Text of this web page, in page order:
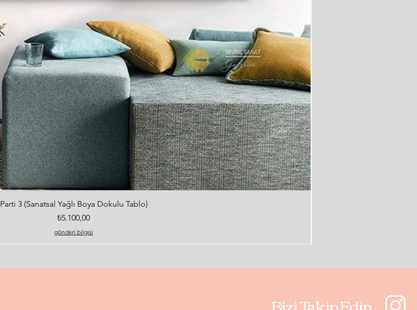
Hızlı Bakış
Parti 3 (Sanatsal Yağlı Boya Dokulu Tablo)
Fiyat
₺5.100,00
gönderi bilgisi